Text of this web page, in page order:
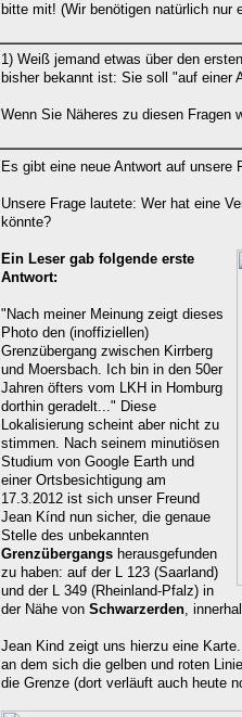
bitte mit! (Wir benötigen natürlich nur
1) Weiß jemand etwas über den
bisher bekannt ist: Sie soll "auf einer
Wenn Sie Näheres zu diesen
Es gibt eine neue Antwort auf unsere
Unsere Frage lautete: Wer hat eine
könnte?
Ein Leser gab folgende erste
Antwort:
"Nach meiner Meinung zeigt dieses
Photo den (inoffiziellen)
Grenzübergang zwischen Kirrberg
und Moersbach. Ich bin in den 50er
Jahren öfters vom LKH in Homburg
dorthin geradelt..." Diese
Lokalisierung scheint aber nicht zu
stimmen. Nach seinem minutiösen
Studium von Google Earth und
einer Ortsbesichtigung am
17.3.2012 ist sich unser Freund
Jean Kínd nun sicher, die genaue
Stelle des unbekannten
Grenzübergangs herausgefunden
zu haben: auf der L 123 (Saarland)
und der L 349 (Rheinland-Pfalz) in
der Nähe von Schwarzerden,
Jean Kind zeigt uns hierzu eine
an dem sich die gelben und roten
die Grenze (dort verläuft auch heute